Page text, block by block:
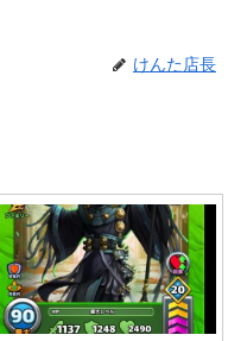
けんた店長